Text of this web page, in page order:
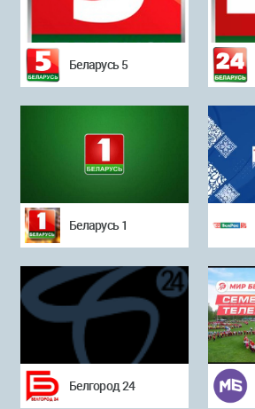
Беларусь 5
Беларусь 1
Белгород 24